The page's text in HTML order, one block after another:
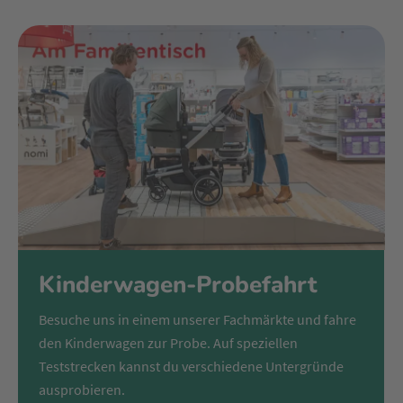
Sleep-Wanne – wie der Name schon sagt – auch für längere
Schlafphasen.
Wenn dein Kleines ein bisschen größer ist, wird es Zeit für
den Sitzaufsatz: Um deinem Kind einen ergonomisch
stützenden Sitz- und Liegekomfort zu bieten, wurde der
patentierte Sportsitz in Kooperation mit entsprechenden
Experten entwickelt. Neben dem obligatorischen 5-Punkt-
Sicherheitsgurt, einem abnehmbaren Sicherheitsbügel und
schützenden Cocoon-Seitensicherungen bietet der Day⁵ Sitz
diverse Ruhepositionen. Ob beim aufrechten Sitzen oder
flachen Liegen: Dank einer integrierten Platte verspricht die
Rückenlehne die optimale Unterstützung der Wirbelsäule in
jeder Position.
Während die pannensicheren Räder mit Allradfederung eine
angenehme Laufruhe auf jedem Untergrund bieten, sorgt
der höhenverstellbare, einhändig lenkbare Schieber für ein
rückenfreundliches Schieben. Außerdem eignet sich der
Kinderwagen-Probefahrt
Besuche uns in einem unserer Fachmärkte und fahre
den Kinderwagen zur Probe. Auf speziellen
Teststrecken kannst du verschiedene Untergründe
ausprobieren.